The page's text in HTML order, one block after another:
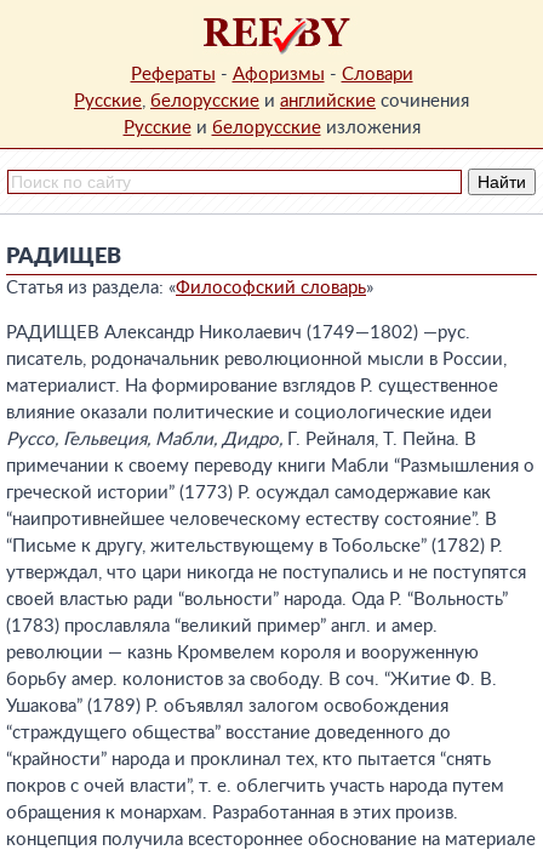
Рефераты - Афоризмы - Словари
Русские, белорусские и английские сочинения
Русскиеи белорусскиеизложения
РАДИЩЕВ
Статья из раздела: «Философский словарь»
РАДИЩЕВ Александр Николаевич (1749—1802) —рус.
писатель, родоначальник революционной мысли в России,
материалист. На формирование взглядов Р. существенное
влияние оказали политические и социологические идеи
Руссо, Гельвеция, Мабли, Дидро, Г. Рейналя, Т. Пейна. В
примечании к своему переводу книги Мабли “Размышления о
греческой истории” (1773) Р. осуждал самодержавие как
“наипротивнейшее человеческому естеству состояние”. В
“Письме к другу, жительствующему в Тобольске” (1782) Р.
утверждал, что цари никогда не поступались и не поступятся
своей властью ради “вольности” народа. Ода Р. “Вольность”
(1783) прославляла “великий пример” англ. и амер.
революции — казнь Кромвелем короля и вооруженную
борьбу амер. колонистов за свободу. В соч. “Житие Ф. В.
Ушакова” (1789) Р. объявлял залогом освобождения
“страждущего общества” восстание доведенного до
“крайности” народа и проклинал тех, кто пытается “снять
покров с очей власти”, т. е. облегчить участь народа путем
обращения к монархам. Разработанная в этих произв.
концепция получила всестороннее обоснование на материале